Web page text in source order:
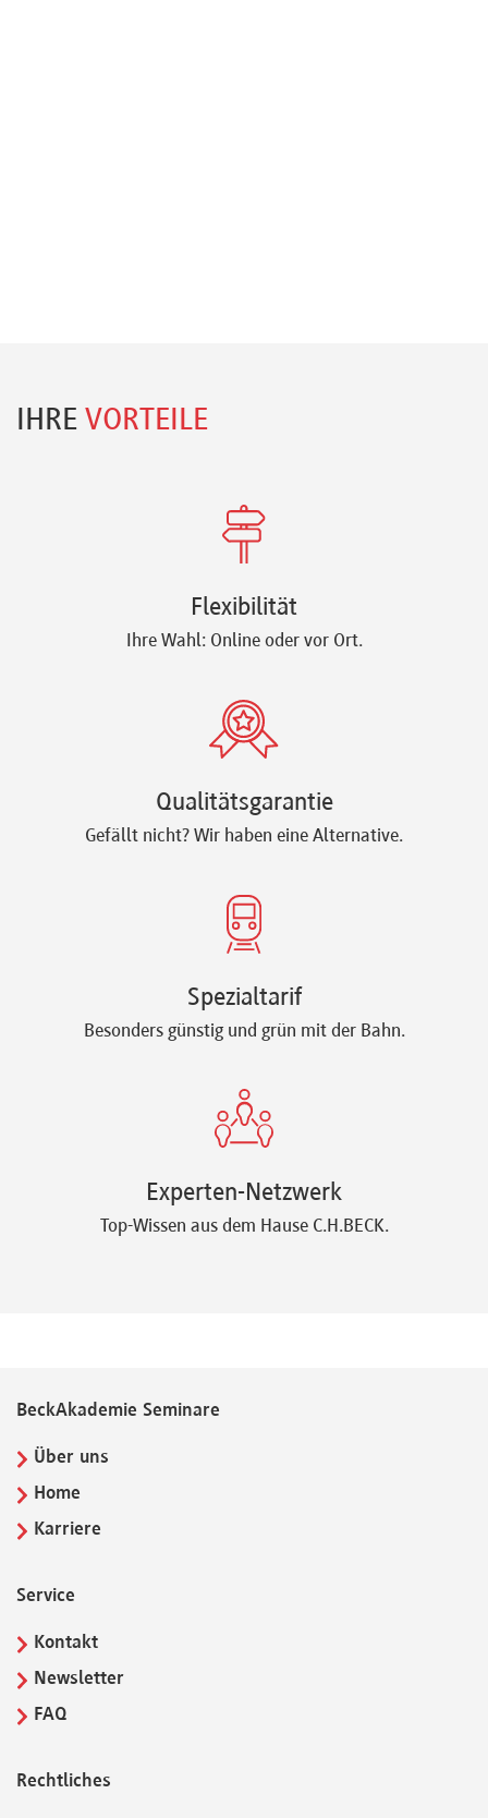
IHRE VORTEILE
Flexibilität
Ihre Wahl: Online oder vor Ort.
Qualitätsgarantie
Gefällt nicht? Wir haben eine Alternative.
Spezialtarif
Besonders günstig und grün mit der Bahn.
Experten-Netzwerk
Top-Wissen aus dem Hause C.H.BECK.
BeckAkademie Seminare
Über uns
Home
Karriere
Service
Kontakt
Newsletter
FAQ
Rechtliches